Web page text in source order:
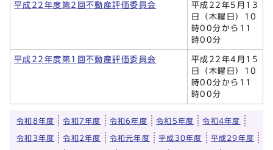
平成22年度第2回不動産評価委員会
平成22年5月13
日（木曜日）10
時00分から11
時00分
平成22年度第1回不動産評価委員会
平成22年4月15
日（木曜日）10
時00分から11
時00分
令和8年度 令和7年度 令和6年度 令和5年度 令和4年度
令和3年度 令和2年度 令和元年度 平成30年度 平成29年度